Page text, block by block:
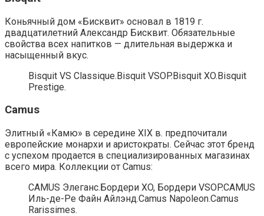
Коньячный дом «Бисквит» основал в 1819 г.
двадцатилетний Александр Бисквит. Обязательные
свойства всех напитков — длительная выдержка и
насыщенный вкус.
Bisquit VS Classique.Bisquit VSOP.Bisquit XO.Bisquit
Prestige.
Camus
Элитный «Камю» в середине XIX в. предпочитали
европейские монархи и аристократы. Сейчас этот бренд
с успехом продается в специализированных магазинах
всего мира. Коллекции от Camus:
CAMUS Элеганс.Бордери XO, Бордери VSOP.CAMUS
Иль-де-Ре Файн Айлэнд.Camus Napoleon.Camus
Rarissimes.